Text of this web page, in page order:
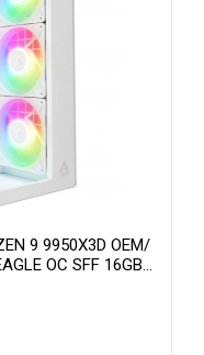
9 9950X3D OEM/
OC SFF 16GB